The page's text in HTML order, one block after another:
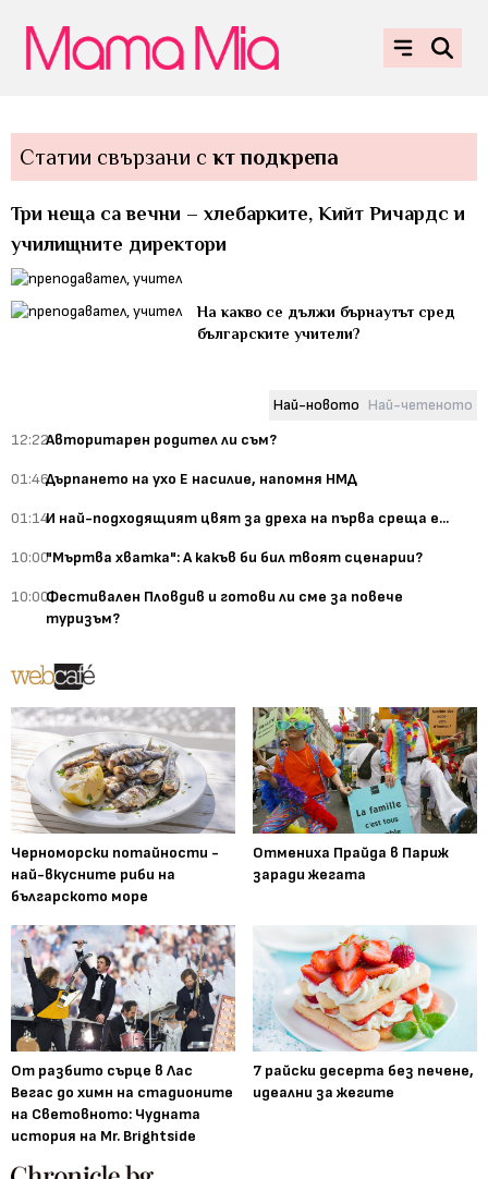
Статии свързани с кт подкрепа
Три неща са вечни – хлебарките, Кийт Ричардс и
училищните директори
На какво се дължи бърнаутът сред
българските учители?
Най-новото Най-четеното
12:22Авторитарен родител ли съм?
01:46Дърпането на ухо Е насилие, напомня НМД
01:14И най-подходящият цвят за дреха на първа среща е...
10:00"Мъртва хватка": А какъв би бил твоят сценарии?
10:00Фестивален Пловдив и готови ли сме за повече
туризъм?
Черноморски потайности -
най-вкусните риби на
българското море
Отмениха Прайда в Париж
заради жегата
От разбито сърце в Лас
Вегас до химн на стадионите
на Световното: Чудната
история на Mr. Brightside
7 райски десерта без печене,
идеални за жегите